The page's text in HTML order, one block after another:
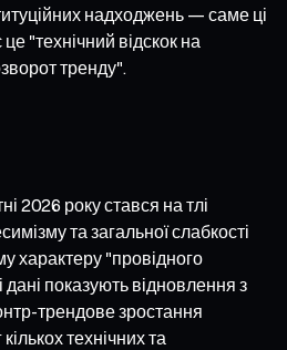
надходжень — саме ці
"технічний відскок на
тренду".
2026 року стався на тлі
та загальної слабкості
характеру "провідного
дані показують відновлення з
трендове зростання
кількох технічних та